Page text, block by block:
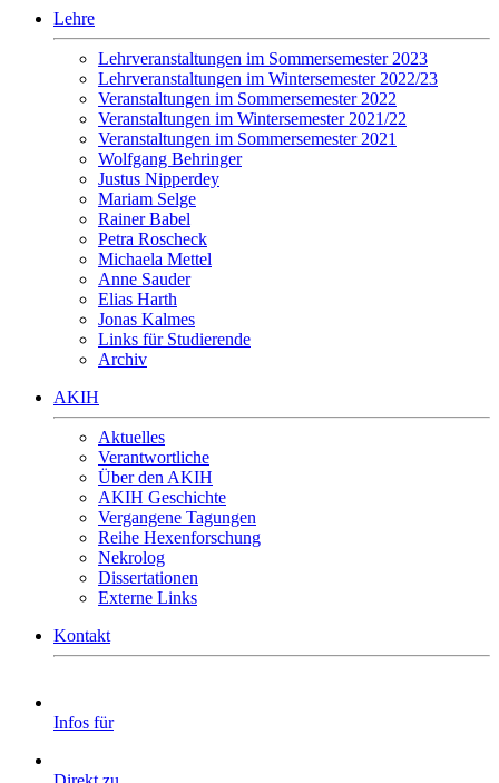
Lehre
Lehrveranstaltungen im Sommersemester 2023
Lehrveranstaltungen im Wintersemester 2022/23
Veranstaltungen im Sommersemester 2022
Veranstaltungen im Wintersemester 2021/22
Veranstaltungen im Sommersemester 2021
Wolfgang Behringer
Justus Nipperdey
Mariam Selge
Rainer Babel
Petra Roscheck
Michaela Mettel
Anne Sauder
Elias Harth
Jonas Kalmes
Links für Studierende
Archiv
AKIH
Aktuelles
Verantwortliche
Über den AKIH
AKIH Geschichte
Vergangene Tagungen
Reihe Hexenforschung
Nekrolog
Dissertationen
Externe Links
Kontakt
Infos für